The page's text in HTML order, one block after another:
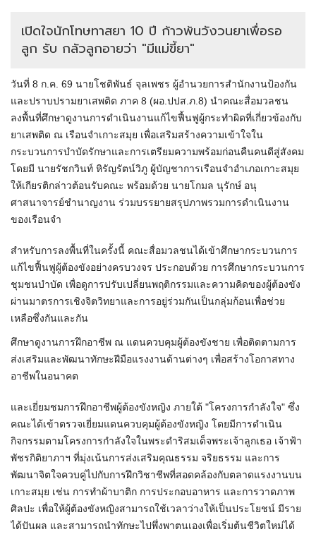
เปิดใจนักโทษทาสยา 10 ปี ก้าวพ้นวังวนยาเพื่อรอ
ลูก รับ กลัวลูกอายว่า "มีแม่ขี้ยา"
วันที่ 8 ก.ค. 69 นายโชติพันธ์ จุลเพชร ผู้อำนวยการสำนักงานป้องกัน
และปราบปรามยาเสพติด ภาค 8 (ผอ.ปปส.ภ.8) นำคณะสื่อมวลชน
ลงพื้นที่ศึกษาดูงานการดำเนินงานแก้ไขฟื้นฟูผู้กระทำผิดที่เกี่ยวข้องกับ
ยาเสพติด ณ เรือนจำเกาะสมุย เพื่อเสริมสร้างความเข้าใจใน
กระบวนการบำบัดรักษาและการเตรียมความพร้อมก่อนคืนคนดีสู่สังคม
โดยมี นายรัชกวินท์ หิรัญรัตน์วิภู ผู้บัญชาการเรือนจำอำเภอเกาะสมุย
ให้เกียรติกล่าวต้อนรับคณะ พร้อมด้วย นายโกมล นุรักษ์ อนุ
ศาสนาจารย์ชำนาญงาน ร่วมบรรยายสรุปภาพรวมการดำเนินงาน
ของเรือนจำ
สำหรับการลงพื้นที่ในครั้งนี้ คณะสื่อมวลชนได้เข้าศึกษากระบวนการ
แก้ไขฟื้นฟูผู้ต้องขังอย่างครบวงจร ประกอบด้วย การศึกษากระบวนการ
ชุมชนบำบัด เพื่อดูการปรับเปลี่ยนพฤติกรรมและความคิดของผู้ต้องขัง
ผ่านมาตรการเชิงจิตวิทยาและการอยู่ร่วมกันเป็นกลุ่มก้อนเพื่อช่วย
เหลือซึ่งกันและกัน
ศึกษาดูงานการฝึกอาชีพ ณ แดนควบคุมผู้ต้องขังชาย เพื่อติดตามการ
ส่งเสริมและพัฒนาทักษะฝีมือแรงงานด้านต่างๆ เพื่อสร้างโอกาสทาง
อาชีพในอนาคต
และเยี่ยมชมการฝึกอาชีพผู้ต้องขังหญิง ภายใต้ "โครงการกำลังใจ" ซึ่ง
คณะได้เข้าตรวจเยี่ยมแดนควบคุมผู้ต้องขังหญิง โดยมีการดำเนิน
กิจกรรมตามโครงการกำลังใจในพระดำริสมเด็จพระเจ้าลูกเธอ เจ้าฟ้า
พัชรกิติยาภาฯ ที่มุ่งเน้นการส่งเสริมคุณธรรม จริยธรรม และการ
พัฒนาจิตใจควบคู่ไปกับการฝึกวิชาชีพที่สอดคล้องกับตลาดแรงงานบน
เกาะสมุย เช่น การทำผ้าบาติก การประกอบอาหาร และการวาดภาพ
ศิลปะ เพื่อให้ผู้ต้องขังหญิงสามารถใช้เวลาว่างให้เป็นประโยชน์ มีราย
ได้ปันผล และสามารถนำทักษะไปพึ่งพาตนเองเพื่อเริ่มต้นชีวิตใหม่ได้